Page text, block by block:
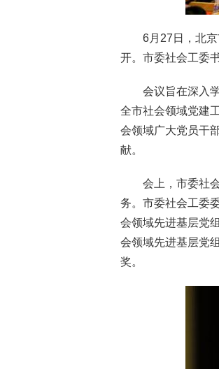
6月27日，北
开。市委社会工委
会议旨在深入
全市社会领域党建
会领域广大党员干
献。
会上，市委社
务。市委社会工委
会领域先进基层党
会领域先进基层党
奖。